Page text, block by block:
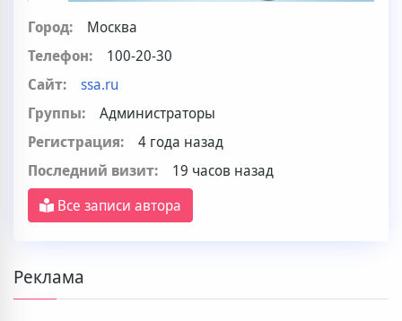
Город:
Москва
Телефон:
100-20-30
Сайт:
ssa.ru
Группы:
Администраторы
Регистрация:
4 года назад
Последний визит:
19 часов назад
Все записи автора
Реклама